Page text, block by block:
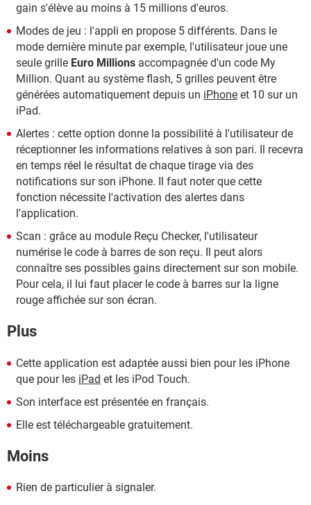
gain s'élève au moins à 15 millions d'euros.
Modes de jeu : l'appli en propose 5 différents. Dans le
mode dernière minute par exemple, l'utilisateur joue une
seule grille Euro Millions accompagnée d'un code My
Million. Quant au système flash, 5 grilles peuvent être
générées automatiquement depuis un iPhone et 10 sur un
iPad.
Alertes : cette option donne la possibilité à l'utilisateur de
réceptionner les informations relatives à son pari. Il recevra
en temps réel le résultat de chaque tirage via des
notifications sur son iPhone. Il faut noter que cette
fonction nécessite l'activation des alertes dans
l'application.
Scan : grâce au module Reçu Checker, l'utilisateur
numérise le code à barres de son reçu. Il peut alors
connaître ses possibles gains directement sur son mobile.
Pour cela, il lui faut placer le code à barres sur la ligne
rouge affichée sur son écran.
Plus
Cette application est adaptée aussi bien pour les iPhone
que pour les iPad et les iPod Touch.
Son interface est présentée en français.
Elle est téléchargeable gratuitement.
Moins
Rien de particulier à signaler.